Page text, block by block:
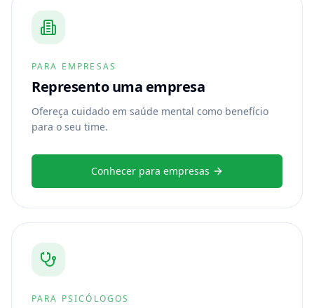
PARA EMPRESAS
Represento uma empresa
Ofereça cuidado em saúde mental como benefício
para o seu time.
Conhecer para empresas
PARA PSICÓLOGOS